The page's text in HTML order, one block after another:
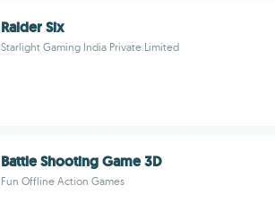
Raider Six
Starlight Gaming India Private Limited
Battle Shooting Game 3D
Fun Offline Action Games